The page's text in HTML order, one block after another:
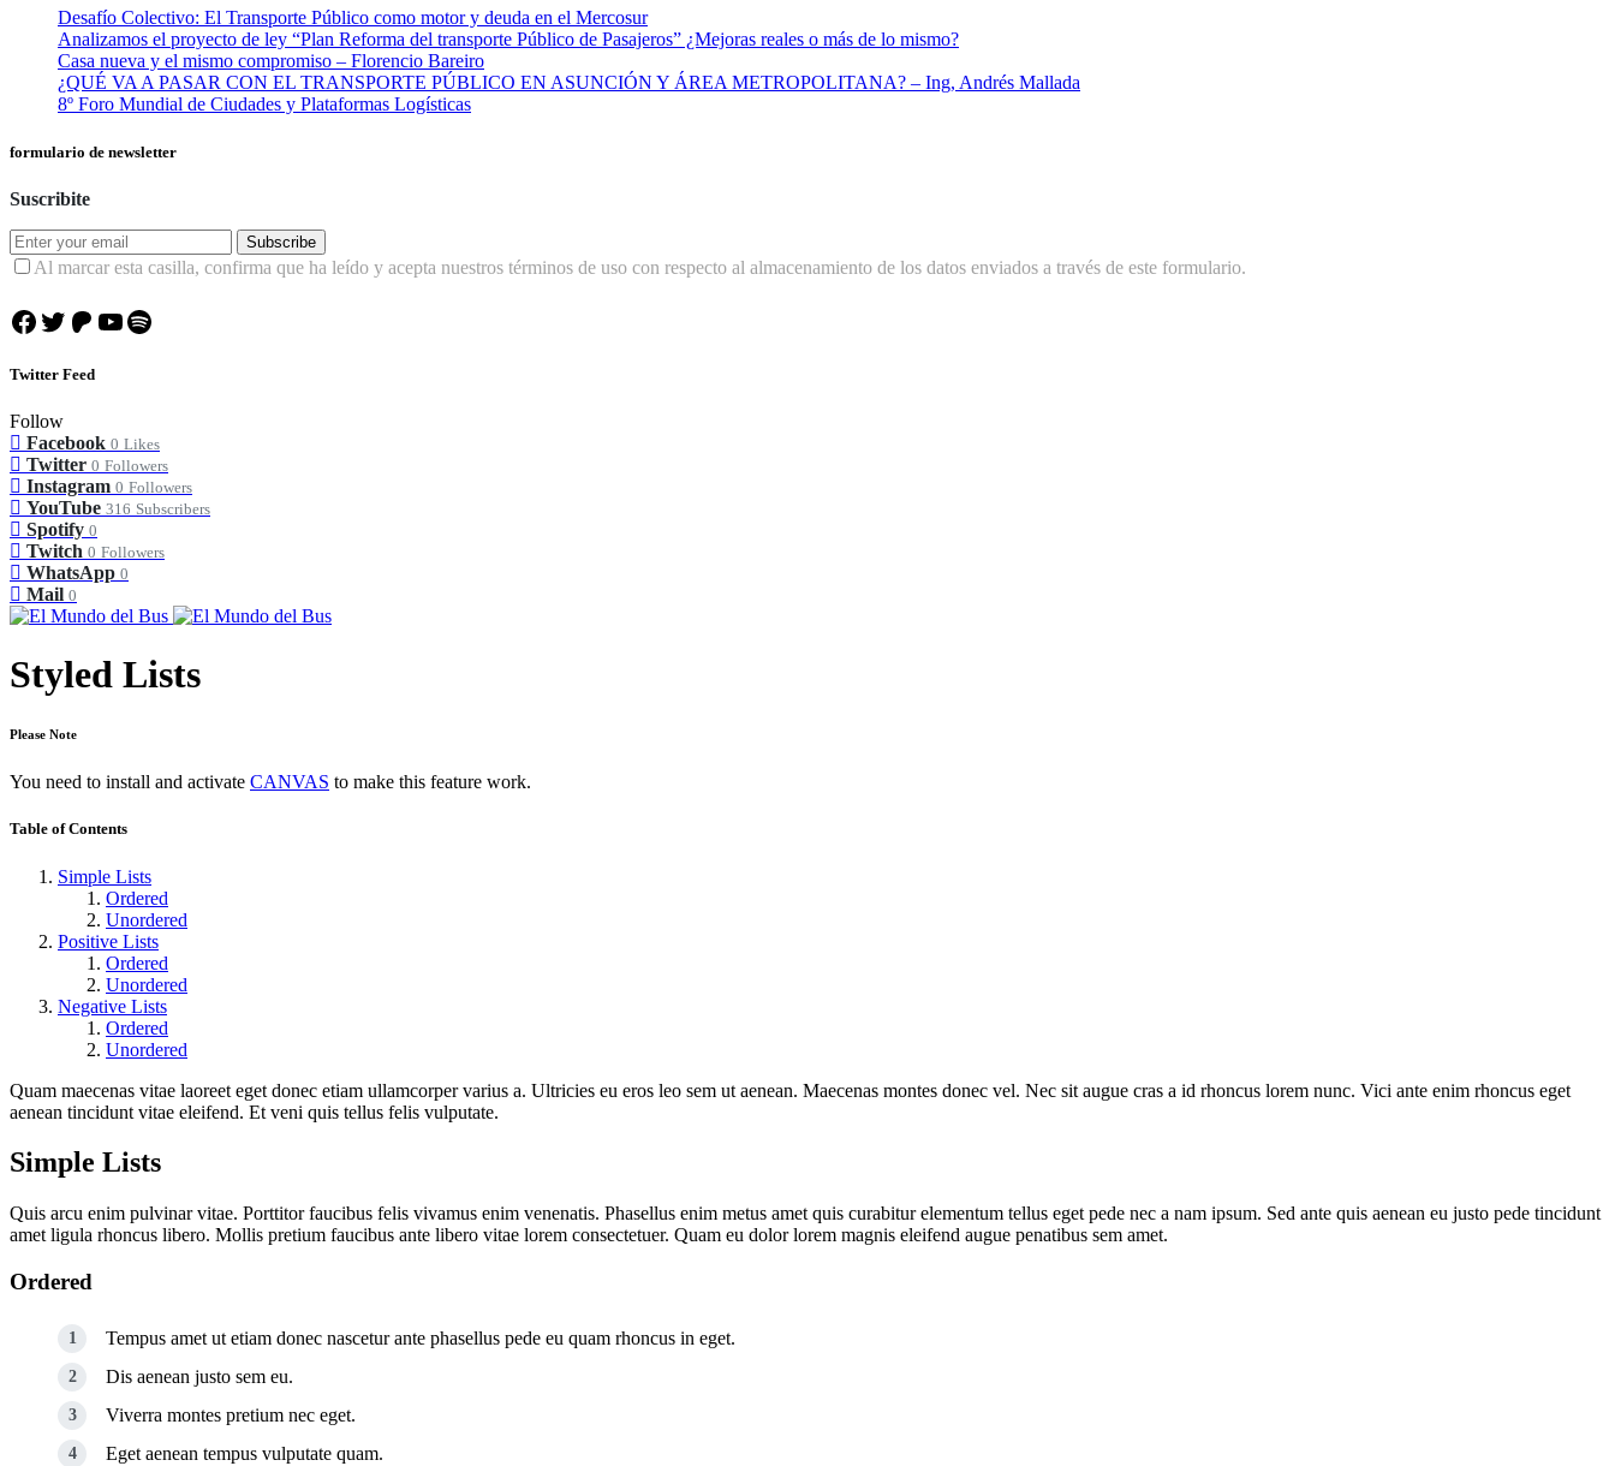
Desafío Colectivo: El Transporte Público como motor y deuda en el Mercosur
Analizamos el proyecto de ley “Plan Reforma del transporte Público de Pasajeros” ¿Mejoras reales o más de lo mismo?
Casa nueva y el mismo compromiso – Florencio Bareiro
¿QUÉ VA A PASAR CON EL TRANSPORTE PÚBLICO EN ASUNCIÓN Y ÁREA METROPOLITANA? – Ing, Andrés Mallada
8º Foro Mundial de Ciudades y Plataformas Logísticas
formulario de newsletter
Suscribite
Subscribe
Al marcar esta casilla, confirma que ha leído y acepta nuestros términos de uso con respecto al almacenamiento de los datos enviados a través de este formulario.
Facebook
Twitter
Patreon
YouTube
Spotify
Twitter Feed
Follow
Facebook 0 Likes
Twitter 0 Followers
Instagram 0 Followers
YouTube 316 Subscribers
Spotify 0
Twitch 0 Followers
WhatsApp 0
Mail 0
Styled Lists
Please Note
You need to install and activate CANVAS to make this feature work.
Table of Contents
Simple Lists
Ordered
Unordered
Positive Lists
Ordered
Unordered
Negative Lists
Ordered
Unordered
Quam maecenas vitae laoreet eget donec etiam ullamcorper varius a. Ultricies eu eros leo sem ut aenean. Maecenas montes donec vel. Nec sit augue cras a id rhoncus lorem nunc. Vici ante enim rhoncus eget
aenean tincidunt vitae eleifend. Et veni quis tellus felis vulputate.
Simple Lists
Quis arcu enim pulvinar vitae. Porttitor faucibus felis vivamus enim venenatis. Phasellus enim metus amet quis curabitur elementum tellus eget pede nec a nam ipsum. Sed ante quis aenean eu justo pede tincidunt
amet ligula rhoncus libero. Mollis pretium faucibus ante libero vitae lorem consectetuer. Quam eu dolor lorem magnis eleifend augue penatibus sem amet.
Ordered
Tempus amet ut etiam donec nascetur ante phasellus pede eu quam rhoncus in eget.
Dis aenean justo sem eu.
Viverra montes pretium nec eget.
Eget aenean tempus vulputate quam.